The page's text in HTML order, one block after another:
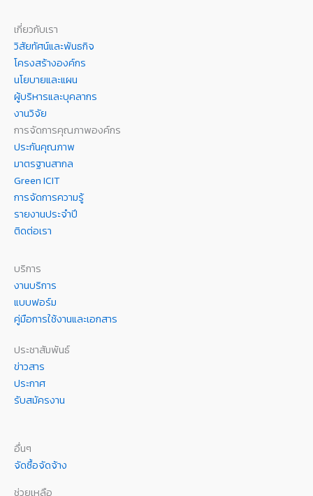
เกี่ยวกับเรา
วิสัยทัศน์และพันธกิจ
โครงสร้างองค์กร
นโยบายและแผน
ผู้บริหารและบุคลากร
งานวิจัย
การจัดการคุณภาพองค์กร
ประกันคุณภาพ
มาตรฐานสากล
Green ICIT
การจัดการความรู้
รายงานประจำปี
ติดต่อเรา
บริการ
งานบริการ
แบบฟอร์ม
คู่มือการใช้งานและเอกสาร
ประชาสัมพันธ์
ข่าวสาร
ประกาศ
รับสมัครงาน
อื่นๆ
จัดซื้อจัดจ้าง
ช่วยเหลือ